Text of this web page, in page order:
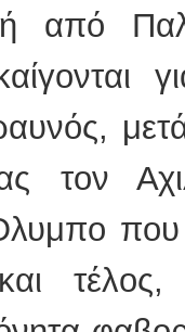
από
τον
τέλος,